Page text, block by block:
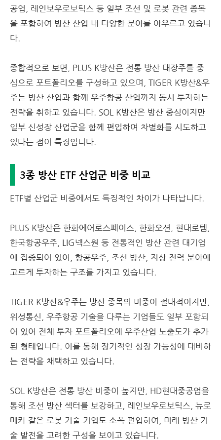
공업, 레인보우로보틱스 등 일부 조선 및 로봇 관련 종목
을 포함하여 방산 산업 내 다양한 분야를 아우르고 있습니
다.
종합적으로 보면, PLUS K방산은 전통 방산 대장주를 중
심으로 포트폴리오를 구성하고 있으며, TIGER K방산&우
주는 방산 산업과 함께 우주항공 산업까지 동시 투자하는
전략을 취하고 있습니다. SOL K방산은 방산 중심이지만
일부 신성장 산업군을 함께 편입하여 차별화를 시도하고
있다는 점이 특징입니다.
3종 방산 ETF 산업군 비중 비교
ETF별 산업군 비중에서도 특징적인 차이가 나타납니다.
PLUS K방산은 한화에어로스페이스, 한화오션, 현대로템,
한국항공우주, LIG넥스원 등 전통적인 방산 관련 대기업
에 집중되어 있어, 항공우주, 조선 방산, 지상 전력 분야에
고르게 투자하는 구조를 가지고 있습니다.
TIGER K방산&우주는 방산 종목의 비중이 절대적이지만,
위성통신, 우주항공 기술을 다루는 기업들도 일부 포함되
어 있어 전체 투자 포트폴리오에 우주산업 노출도가 추가
된 형태입니다. 이를 통해 장기적인 성장 가능성에 대비하
는 전략을 채택하고 있습니다.
SOL K방산은 전통 방산 비중이 높지만, HD현대중공업을
통해 조선 방산 섹터를 보강하고, 레인보우로보틱스, 뉴로
메카 같은 로봇 기술 기업도 소폭 편입하여, 미래 방산 기
술 발전을 고려한 구성을 보이고 있습니다.